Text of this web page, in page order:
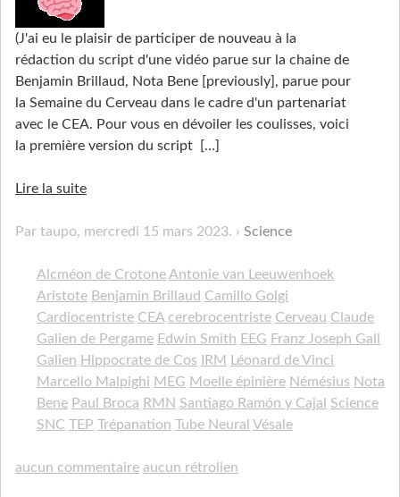
(J'ai eu le plaisir de participer de nouveau à la
rédaction du script d'une vidéo parue sur la chaine de
Benjamin Brillaud, Nota Bene [previously], parue pour
la Semaine du Cerveau dans le cadre d'un partenariat
avec le CEA. Pour vous en dévoiler les coulisses, voici
la première version du script
[…]
Lire la suite
Par taupo, mercredi 15 mars 2023. Science
Alcméon de Crotone Antonie van Leeuwenhoek
Aristote Benjamin Brillaud Camillo Golgi
Cardiocentriste CEA cerebrocentriste Cerveau Claude
Galien de Pergame Edwin Smith EEG Franz Joseph Gall
Galien Hippocrate de Cos IRM Léonard de Vinci
Marcello Malpighi MEG Moelle épinière Némésius Nota
Bene Paul Broca RMN Santiago Ramón y Cajal Science
SNC TEP Trépanation Tube Neural Vésale
aucun commentaire aucun rétrolien